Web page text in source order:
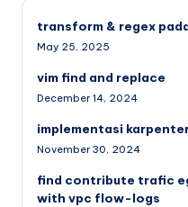
transform & regex
May 25, 2025
vim find and replace
December 14, 2024
implementasi
November 30, 2024
find contribute trafic
with vpc flow-logs